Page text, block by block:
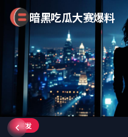
暗黑吃瓜大赛爆料
暗黑吃瓜大赛爆料
独家
突发
爆料
黑幕